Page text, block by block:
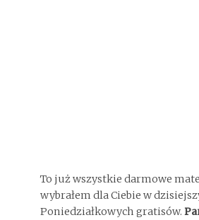
To już wszystkie darmowe
wybrałem dla Ciebie w
Poniedziałkowych gratisów.